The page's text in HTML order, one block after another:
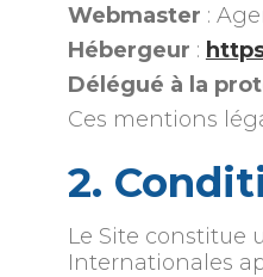
Webmaster :
Hébergeur :
Délégué à la
Ces mentions
2.
Le Site constitue
Internationales